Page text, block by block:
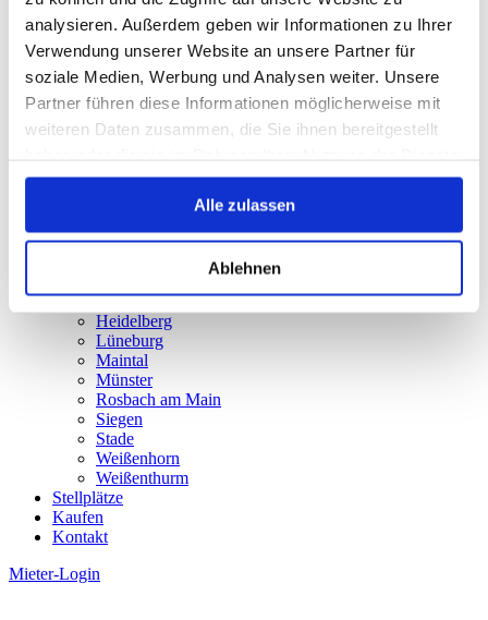
analysieren. Außerdem geben wir Informationen zu Ihrer
Verwendung unserer Website an unsere Partner für
soziale Medien, Werbung und Analysen weiter. Unsere
Partner führen diese Informationen möglicherweise mit
weiteren Daten zusammen, die Sie ihnen bereitgestellt
gesammelt haben.
Alle zulassen
Ablehnen
Weißenthurm
Stellplätze
Kaufen
Kontakt
Home
Über uns
Celle
Emmerich
Grevenbroich
Heidelberg
Lüneburg
Maintal
Münster
Rosbach am Main
Siegen
Stade
Weißenhorn
Weißenthurm
Stellplätze
Kaufen
Kontakt
Mieter-Login